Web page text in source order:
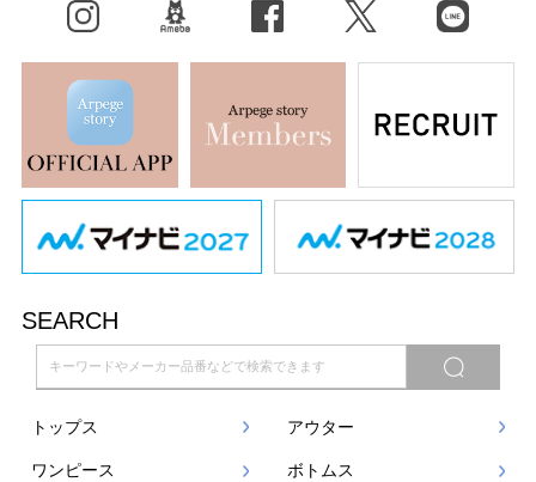
X（旧Twitter） LINE
SEARCH
トップス アウター
ワンピース ボトムス